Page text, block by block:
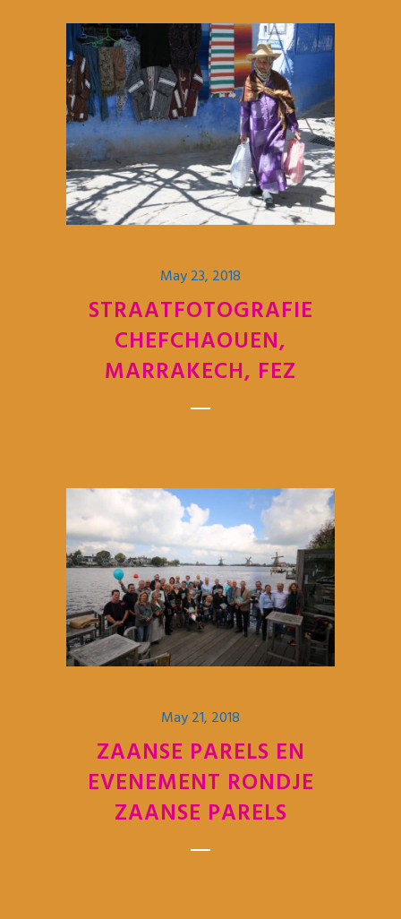
May 23, 2018
STRAATFOTOGRAFIE
CHEFCHAOUEN,
MARRAKECH, FEZ
May 21, 2018
ZAANSE PARELS EN
EVENEMENT RONDJE
ZAANSE PARELS